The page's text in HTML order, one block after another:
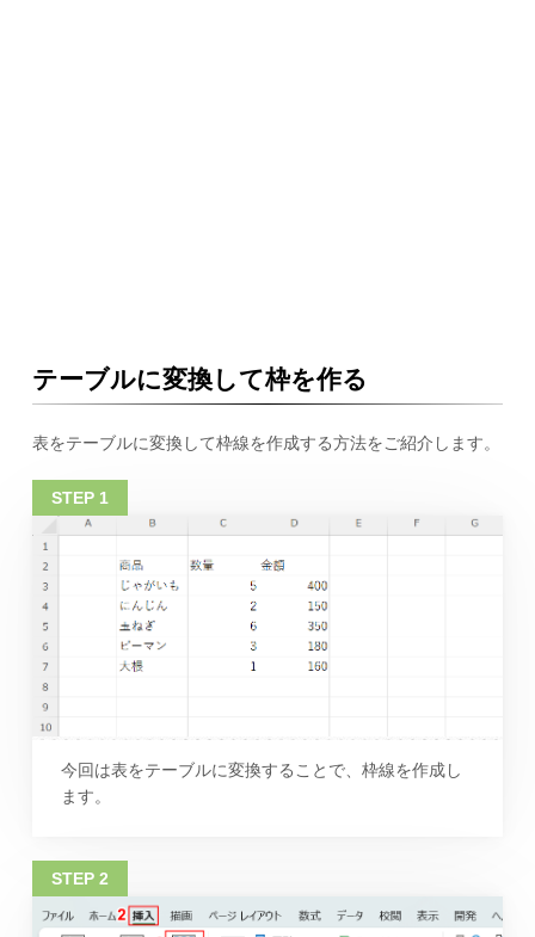
テーブルに変換して枠を作る
表をテーブルに変換して枠線を作成する方法をご紹介します。
今回は表をテーブルに変換することで、枠線を作成し
ます。